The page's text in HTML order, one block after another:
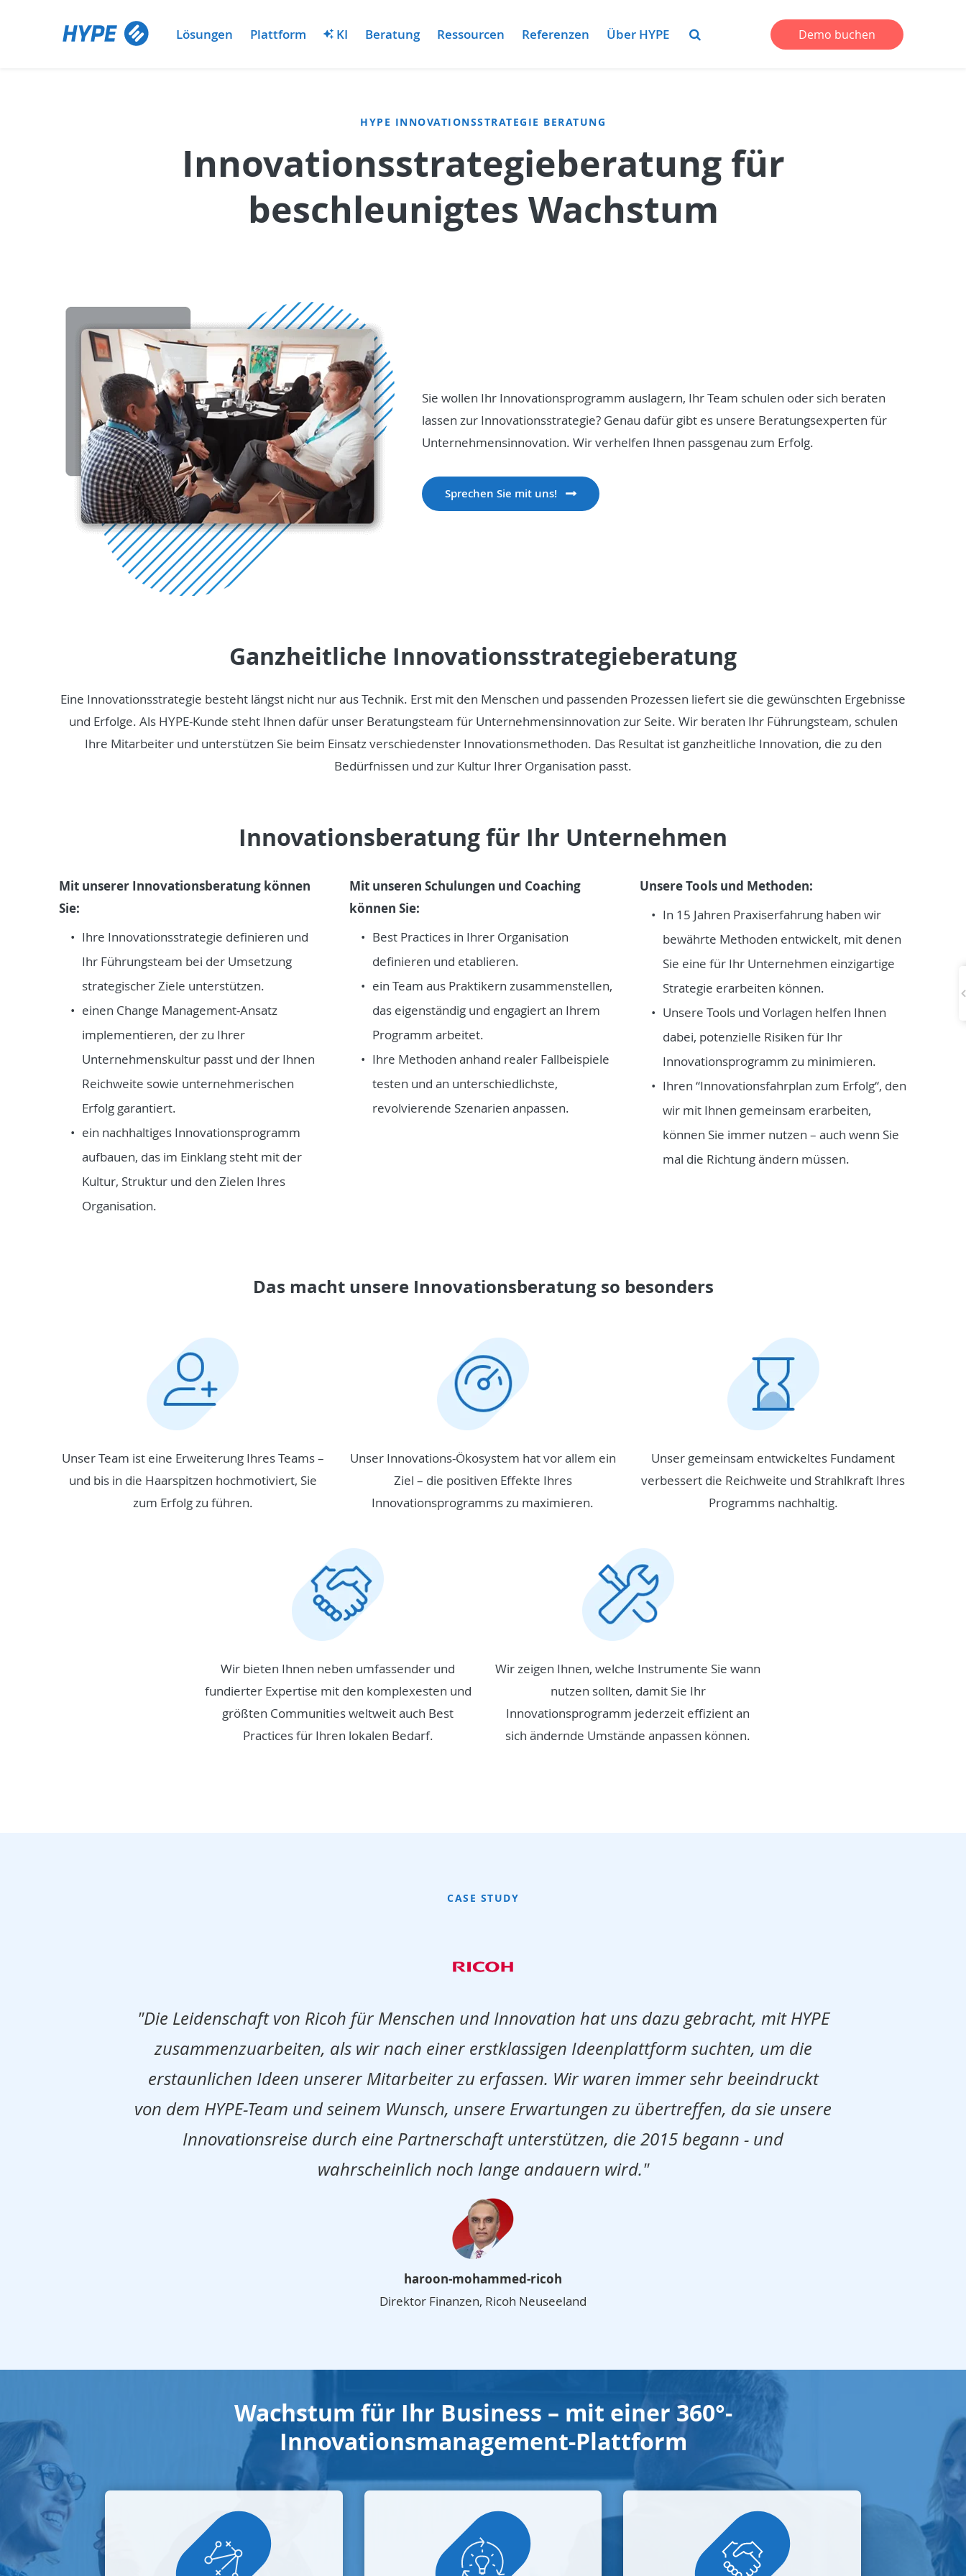
Lösungen Plattform KI Beratung Ressourcen Referenzen Über HYPE Demo buchen
HYPE INNOVATIONSSTRATEGIE BERATUNG
Innovationsstrategieberatung für
beschleunigtes Wachstum
Sie wollen Ihr Innovationsprogramm auslagern, Ihr Team schulen oder sich beraten
lassen zur Innovationsstrategie? Genau dafür gibt es unsere Beratungsexperten für
Unternehmensinnovation. Wir verhelfen Ihnen passgenau zum Erfolg.
Sprechen Sie mit uns!
Ganzheitliche Innovationsstrategieberatung
Eine Innovationsstrategie besteht längst nicht nur aus Technik. Erst mit den Menschen und passenden Prozessen liefert sie die gewünschten Ergebnisse
und Erfolge. Als HYPE-Kunde steht Ihnen dafür unser Beratungsteam für Unternehmensinnovation zur Seite. Wir beraten Ihr Führungsteam, schulen
Ihre Mitarbeiter und unterstützen Sie beim Einsatz verschiedenster Innovationsmethoden. Das Resultat ist ganzheitliche Innovation, die zu den
Bedürfnissen und zur Kultur Ihrer Organisation passt.
Innovationsberatung für Ihr Unternehmen
Mit unserer Innovationsberatung können
Sie:
Ihre Innovationsstrategie definieren und
Ihr Führungsteam bei der Umsetzung
strategischer Ziele unterstützen.
einen Change Management-Ansatz
implementieren, der zu Ihrer
Unternehmenskultur passt und der Ihnen
Reichweite sowie unternehmerischen
Erfolg garantiert.
ein nachhaltiges Innovationsprogramm
aufbauen, das im Einklang steht mit der
Kultur, Struktur und den Zielen Ihres
Organisation.
Mit unseren Schulungen und Coaching
können Sie:
Best Practices in Ihrer Organisation
definieren und etablieren.
ein Team aus Praktikern zusammenstellen,
das eigenständig und engagiert an Ihrem
Programm arbeitet.
Ihre Methoden anhand realer Fallbeispiele
testen und an unterschiedlichste,
revolvierende Szenarien anpassen.
Unsere Tools und Methoden:
In 15 Jahren Praxiserfahrung haben wir
bewährte Methoden entwickelt, mit denen
Sie eine für Ihr Unternehmen einzigartige
Strategie erarbeiten können.
Unsere Tools und Vorlagen helfen Ihnen
dabei, potenzielle Risiken für Ihr
Innovationsprogramm zu minimieren.
Ihren “Innovationsfahrplan zum Erfolg“, den
wir mit Ihnen gemeinsam erarbeiten,
können Sie immer nutzen – auch wenn Sie
mal die Richtung ändern müssen.
Das macht unsere Innovationsberatung so besonders
Unser Team ist eine Erweiterung Ihres Teams –
und bis in die Haarspitzen hochmotiviert, Sie
zum Erfolg zu führen.
Unser Innovations-Ökosystem hat vor allem ein
Ziel – die positiven Effekte Ihres
Innovationsprogramms zu maximieren.
Unser gemeinsam entwickeltes Fundament
verbessert die Reichweite und Strahlkraft Ihres
Programms nachhaltig.
Wir bieten Ihnen neben umfassender und
fundierter Expertise mit den komplexesten und
größten Communities weltweit auch Best
Practices für Ihren lokalen Bedarf.
Wir zeigen Ihnen, welche Instrumente Sie wann
nutzen sollten, damit Sie Ihr
Innovationsprogramm jederzeit effizient an
sich ändernde Umstände anpassen können.
CASE STUDY
"Die Leidenschaft von Ricoh für Menschen und Innovation hat uns dazu gebracht, mit HYPE
zusammenzuarbeiten, als wir nach einer erstklassigen Ideenplattform suchten, um die
erstaunlichen Ideen unserer Mitarbeiter zu erfassen. Wir waren immer sehr beeindruckt
von dem HYPE-Team und seinem Wunsch, unsere Erwartungen zu übertreffen, da sie unsere
Innovationsreise durch eine Partnerschaft unterstützen, die 2015 begann - und
wahrscheinlich noch lange andauern wird."
haroon-mohammed-ricoh
Direktor Finanzen, Ricoh Neuseeland
Wachstum für Ihr Business – mit einer 360°-
Innovationsmanagement-Plattform